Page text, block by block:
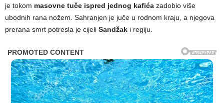
je tokom masovne tuče ispred jednog kafića zadobio više
ubodnih rana nožem. Sahranjen je juče u rodnom kraju, a njegova
prerana smrt potresla je cijeli Sandžak i regiju.